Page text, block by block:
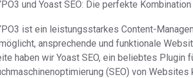
und Yoast SEO: Die perfekte
ist ein leistungsstarkes Content-
ansprechende und funktionale
haben wir Yoast SEO, ein beliebtes Plugin
(SEO) von